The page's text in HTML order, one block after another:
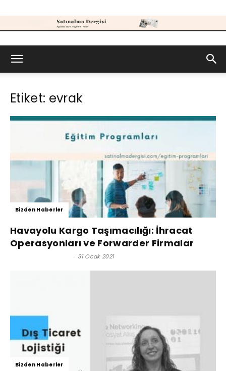
Etiket: evrak
Bizden Haberler
Havayolu Kargo Taşımacılığı: İhracat
Operasyonları ve Forwarder Firmalar
- 31 Ocak 2021
Bizden Haberler